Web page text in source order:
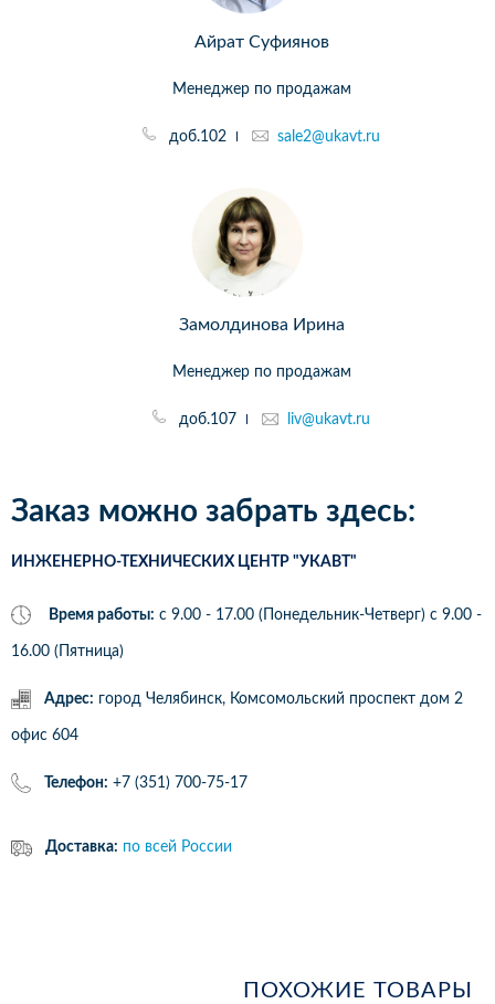
Айрат Суфиянов
Менеджер по продажам
доб.102 sale2@ukavt.ru
Замолдинова Ирина
Менеджер по продажам
доб.107 liv@ukavt.ru
Заказ можно забрать здесь:
ИНЖЕНЕРНО-ТЕХНИЧЕСКИХ ЦЕНТР "УКАВТ"
Время работы: с 9.00 - 17.00 (Понедельник-Четверг) c 9.00 -
16.00 (Пятница)
Адрес: город Челябинск, Комсомольский проспект дом 2
офис 604
Телефон: +7 (351) 700-75-17
Доставка: по всей России
ПОХОЖИЕ ТОВАРЫ